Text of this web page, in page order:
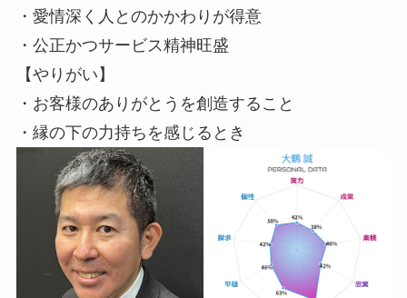
・愛情深く人とのかかわりが得意
・公正かつサービス精神旺盛
【やりがい】
・お客様のありがとうを創造すること
・縁の下の力持ちを感じるとき